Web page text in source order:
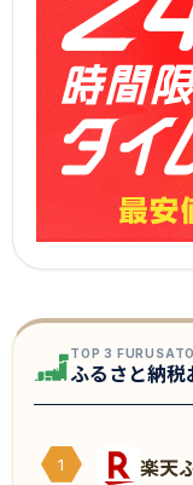
TOP 3
ふるさと納
1 楽天